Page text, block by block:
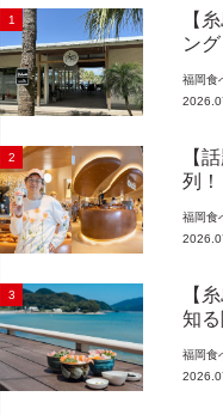
1
【
ン
『
福岡食
2
【
列
た
福岡食
3
【
知
は
福岡食